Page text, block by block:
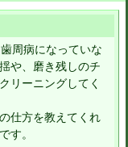
周病になっていな
や、磨き残しのチ
リーニングしてく
仕方を教えてくれ
す。